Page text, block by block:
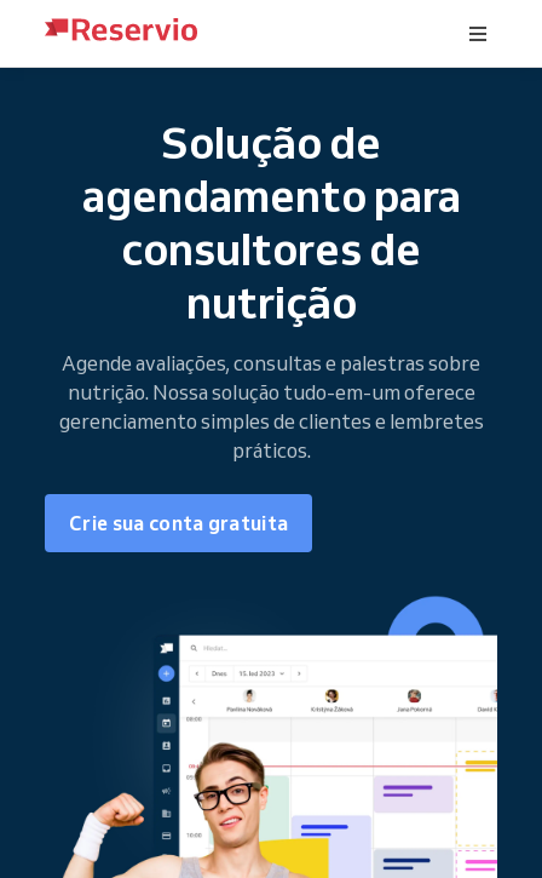
Solução de
agendamento para
consultores de
nutrição
Agende avaliações, consultas e palestras sobre
nutrição. Nossa solução tudo-em-um oferece
gerenciamento simples de clientes e lembretes
práticos.
Crie sua conta gratuita